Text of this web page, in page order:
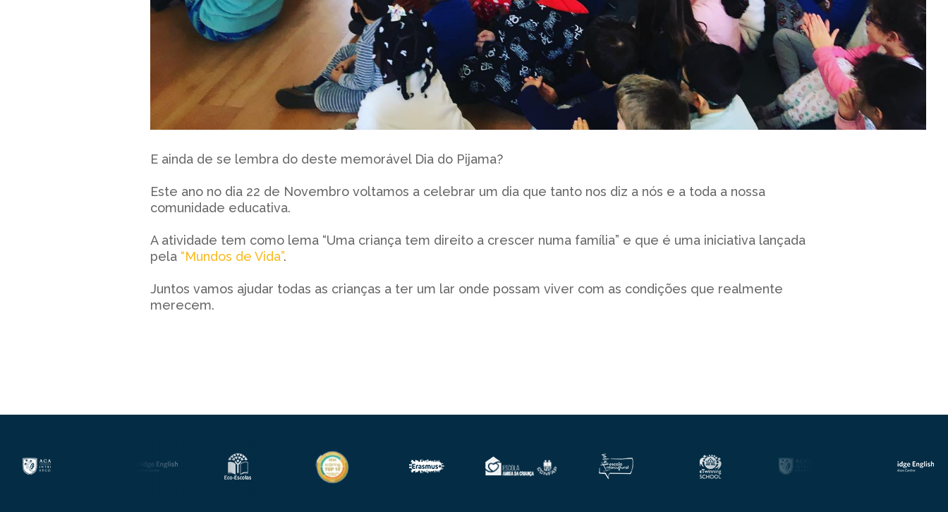
E ainda de se lembra do deste memorável Dia do Pijama?
Este ano no dia 22 de Novembro voltamos a celebrar um dia que tanto nos diz a nós e a toda a nossa
comunidade educativa.
A atividade tem como lema “Uma criança tem direito a crescer numa família” e que é uma iniciativa lançada
pela “Mundos de Vida”.
Juntos vamos ajudar todas as crianças a ter um lar onde possam viver com as condições que realmente
merecem.